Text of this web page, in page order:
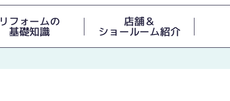
リフォームの
基礎知識
店舗＆
ショールーム紹介